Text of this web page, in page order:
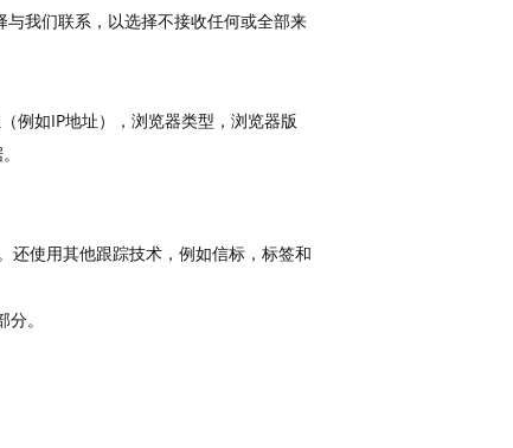
我们联系，以选择不接收任何或全部来
例如IP地址），浏览器类型，浏览器版
还使用其他跟踪技术，例如信标，标签和
。